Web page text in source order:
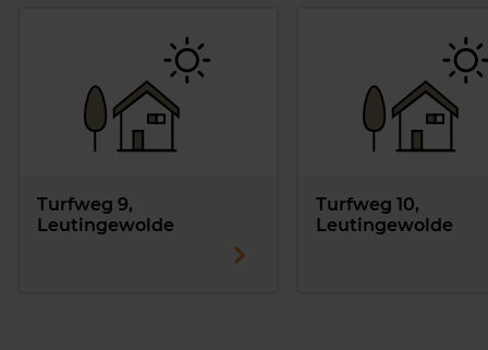
Turfweg 9,
Leutingewolde
Turfweg 10,
Leutingewolde